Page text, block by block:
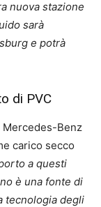
nuova stazione
sarà
e potrà
di PVC
Mercedes-Benz
carico secco
a questi
è una fonte di
tecnologia degli